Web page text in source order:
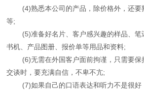
(4)熟悉本公司的产品，除价格外，还要
等;
(5)准备好名片、客户感兴趣的样品、笔
书机、产品图册、报价单等用品和资料;
(6)无需在外国客户面前拘谨，只需要保
交谈时，要充满自信，不卑不亢;
(7)如果自己的口语表达和听力不是很好